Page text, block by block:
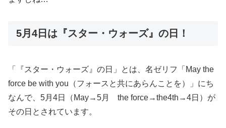
5月4日は『スター・ウォーズ』の日！
「『スター・ウォーズ』の日」とは、名ゼリフ「May the
force be with you（フォースと共にあらんことを）」にち
なんで、5月4日（May→5月 the force→the4th→4日）が
その日とされています。